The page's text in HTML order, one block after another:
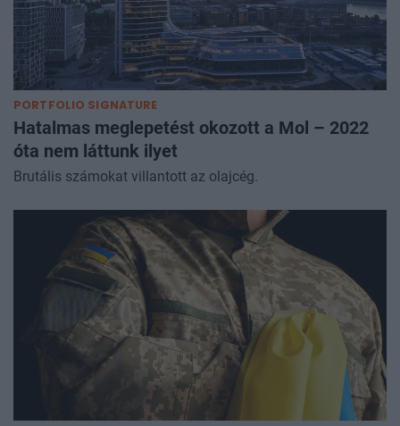
PORTFOLIO SIGNATURE
Hatalmas meglepetést okozott a Mol – 2022
óta nem láttunk ilyet
Brutális számokat villantott az olajcég.